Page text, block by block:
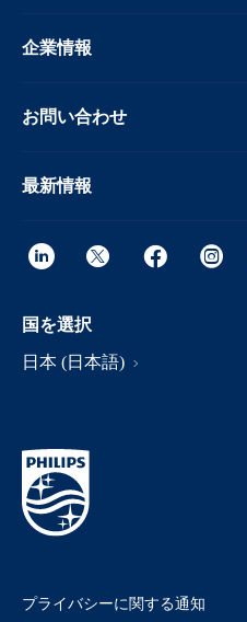
企業情報
お問い合わせ
最新情報
国を選択
日本 (日本語)
プライバシーに関する通知